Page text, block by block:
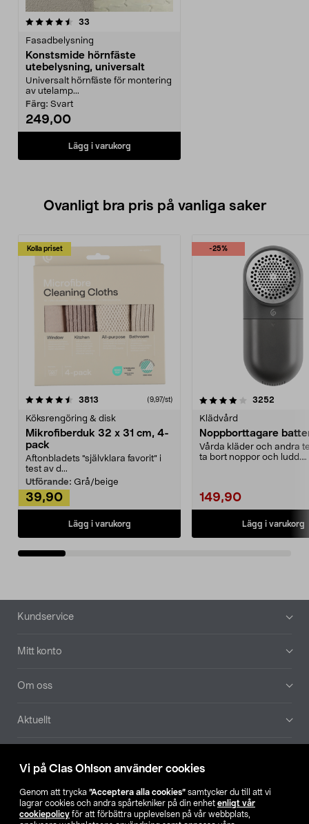
Vi på Clas Ohlson använder cookies
Genom att trycka ”Acceptera alla cookies” samtycker du till att vi
lagrar cookies och andra spårtekniker på din enhet enligt vår
cookiepolicy för att förbättra upplevelsen på vår webbplats,
33
Fasadbelysning
Konstsmide hörnfäste
utebelysning, universalt
Universalt hörnfäste för montering
av utelamp...
Färg: Svart
249,00
Lägg i varukorg
Ovanligt bra pris på vanliga saker
Kolla priset
3813 (9,97/st)
Köksrengöring & disk
Mikrofiberduk 32 x 31 cm, 4-
pack
Aftonbladets "självklara favorit” i
test av d...
Utförande: Grå/beige
39,90
Lägg i varukorg
-25%
4.0av 5 stjärnor 3252
Klädvård
Noppborttagare
Vårda kläder och andra
ta bort noppor och ludd.
149,90
Lägg i varukorg
4.5av 5 stjärnor
Sidfot
Kundservice
Mitt konto
Om oss
Aktuellt
Hitta butik